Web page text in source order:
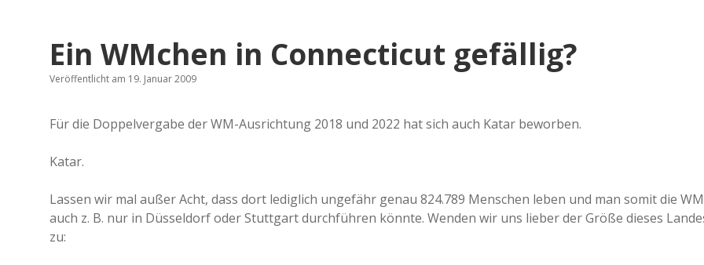
i
n
r
Ein WMchen in Connecticut gefällig?
Veröffentlicht am 19. Januar 2009
Für die Doppelvergabe der WM-Ausrichtung 2018 und 2022 hat sich auch Katar beworben.
Katar.
Lassen wir mal außer Acht, dass dort lediglich ungefähr genau 824.789 Menschen leben und man somit die WM
auch z. B. nur in Düsseldorf oder Stuttgart durchführen könnte. Wenden wir uns lieber der Größe dieses
zu: